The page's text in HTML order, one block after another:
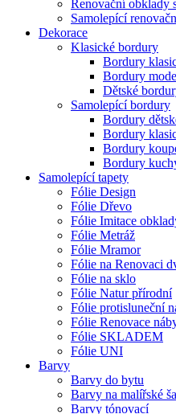
Renovační obklady
Samolepící
Dekorace
Klasické bordury
Bordury
Bordury
Dětské
Samolepící bordury
Bordury
Bordury
Bordury
Bordury
Samolepící tapety
Fólie Design
Fólie Dřevo
Fólie Imitace
Fólie Metráž
Fólie Mramor
Fólie na Renovaci
Fólie na sklo
Fólie Natur přírodní
Fólie protisluneční
Fólie Renovace
Fólie SKLADEM
Fólie UNI
Barvy
Barvy do bytu
Barvy na malířské
Barvy tónovací